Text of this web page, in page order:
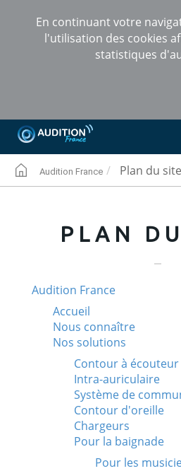
En continuant votre
l'utilisation des cookies
statistiques
AUDITION
FRANCE
Audition France Plan du site
PLAN
Audition France
Accueil
Nous connaître
Nos solutions
Contour à écouteur
Intra-auriculaire
Système de
Contour d'oreille
Chargeurs
Pour la baignade
Pour les